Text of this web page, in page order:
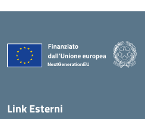
Link Esterni